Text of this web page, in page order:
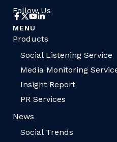
Follow Us
MENU
Products
Social Listening Service
Media Monitoring
Insight Report
PR Services
News
Social Trends